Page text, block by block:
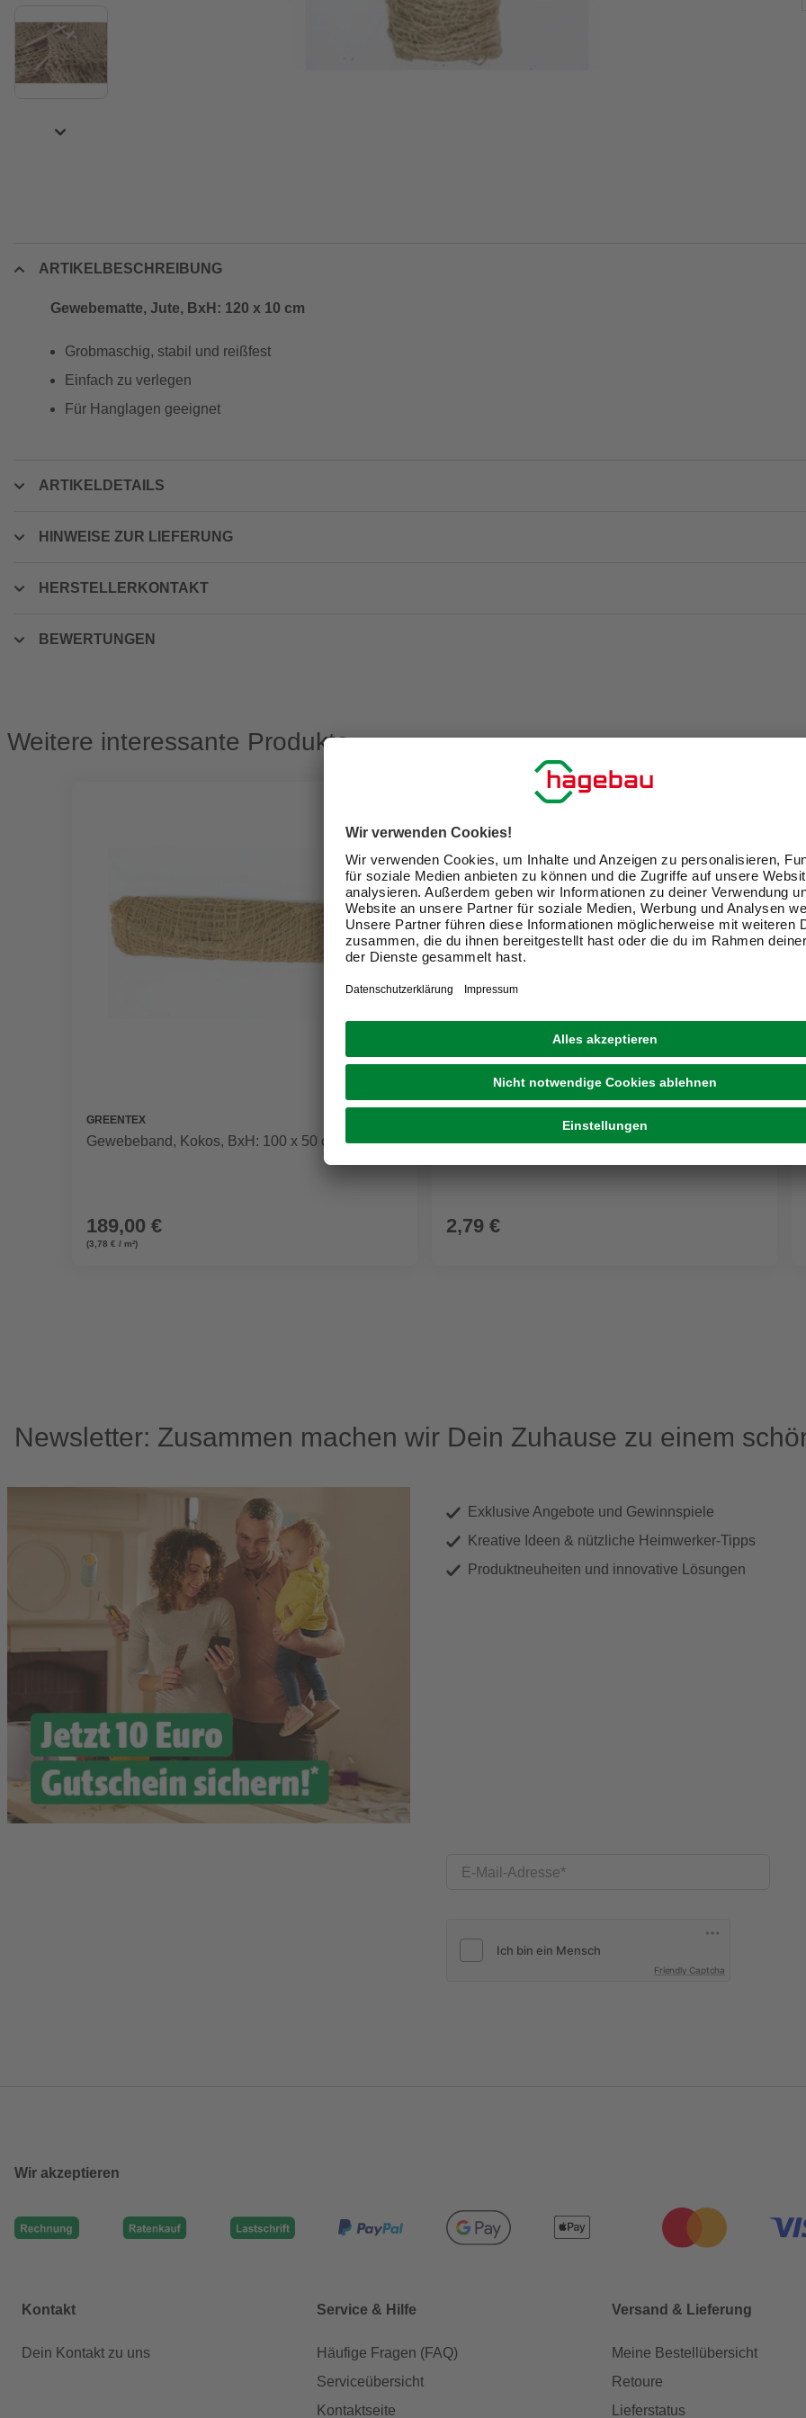
ARTIKELBESCHREIBUNG
Gewebematte, Jute, BxH: 120 x 10 cm
Grobmaschig, stabil und reißfest
Einfach zu verlegen
Für Hanglagen geeignet
ARTIKELDETAILS
HINWEISE ZUR LIEFERUNG
HERSTELLERKONTAKT
BEWERTUNGEN
Weitere interessante Produkte
GREENTEX
Gewebeband, Kokos, BxH: 100 x 50 cm
189,00 €
(3,78 € / m²)
Schäkel, Edelstahl, silberfarben
2,79 €
Newsletter: Zusammen machen wir Dein Zuhause zu einem
Exklusive Angebote und Gewinnspiele
Kreative Ideen & nützliche Heimwerker-Tipps
Produktneuheiten und innovative Lösungen
E-Mail-Adresse
Friendly Captcha
Wir akzeptieren
Kontakt
Dein Kontakt zu uns
Service & Hilfe
Häufige Fragen (FAQ)
Serviceübersicht
Kontaktseite
Versand & Lieferung
Meine Bestellübersicht
Retoure
Lieferstatus